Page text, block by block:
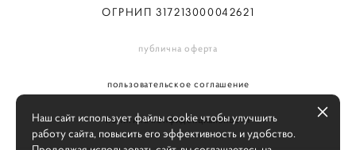
ОГРНИП 317213000042621
публична оферта
пользовательское соглашение
политика конфиденциальности
Наш сайт использует файлы cookie чтобы улучшить
работу сайта, повысить его эффективность и удобство.